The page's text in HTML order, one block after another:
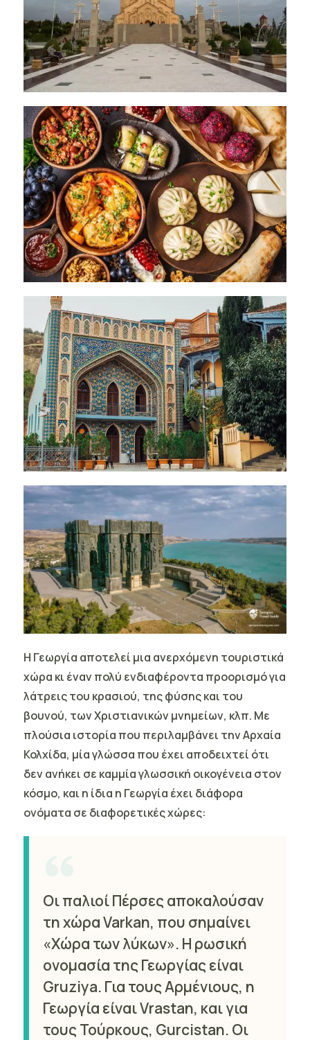
Η Γεωργία αποτελεί μια ανερχόμενη τουριστικά
χώρα κι έναν πολύ ενδιαφέροντα προορισμό για
λάτρεις του κρασιού, της φύσης και του
βουνού, των Χριστιανικών μνημείων, κλπ. Με
πλούσια ιστορία που περιλαμβάνει την Αρχαία
Κολχίδα, μία γλώσσα που έχει αποδειχτεί ότι
δεν ανήκει σε καμμία γλωσσική οικογένεια στον
κόσμο, και η ίδια η Γεωργία έχει διάφορα
ονόματα σε διαφορετικές χώρες:
Οι παλιοί Πέρσες αποκαλούσαν
τη χώρα Varkan, που σημαίνει
«Χώρα των λύκων». Η ρωσική
ονομασία της Γεωργίας είναι
Gruziya. Για τους Αρμένιους, η
Γεωργία είναι Vrastan, και για
τους Τούρκους, Gurcistan. Οι